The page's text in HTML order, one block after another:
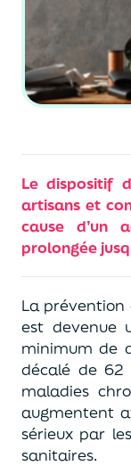
Le dispositif
artisans et
cause d’un
prolongée
La prévention
est devenue
minimum de
décalé de
maladies
augmentent
sérieux par
sanitaires.